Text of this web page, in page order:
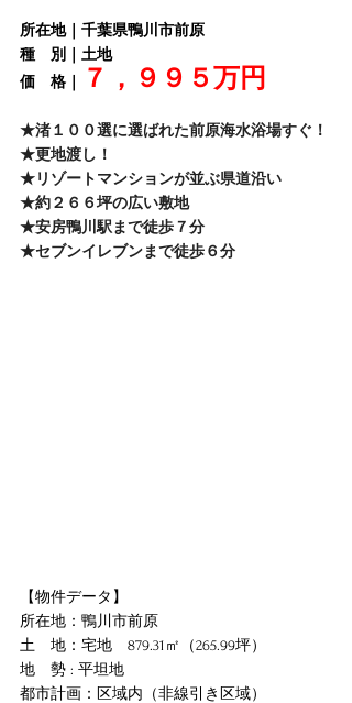
所在地｜千葉県鴨川市前原
種　別｜土地
価　格｜
７，９９５万円
★渚１００選に選ばれた前原海水浴場すぐ！
★更地渡し！
★ リゾートマンションが並ぶ県道沿い
★約２６６坪の広い敷地
★安房鴨川駅まで徒歩７分
★セブンイレブンまで徒歩６分
【物件データ】
所在地：鴨川市前原
土　地： 宅地 879.31㎡（265.99坪）
地　勢 : 平坦地
都市計画：区域内（非線引き区域）